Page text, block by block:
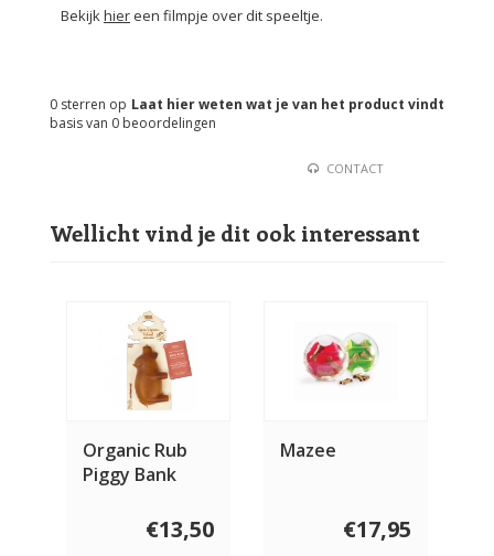
Bekijkhiereen filmpje over dit speeltje.
Laat hier weten wat je van het product vindt
0 sterren op
basis van 0 beoordelingen
CONTACT
Wellicht vind je dit ook interessant
Organic Rub
Piggy Bank
€13,50
Mazee
€17,95